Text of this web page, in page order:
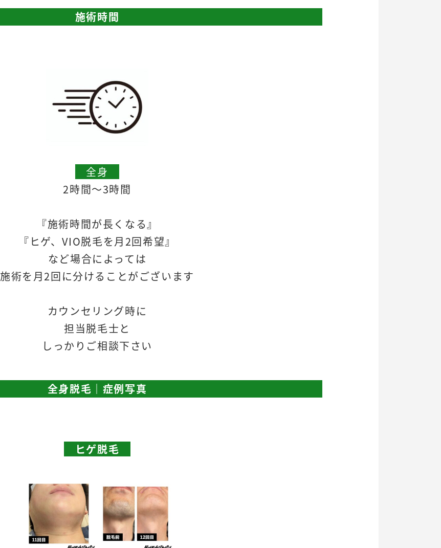
施術時間
全身
2時間〜3時間
『施術時間が長くなる』
『ヒゲ、VIO脱毛を月2回希望』
など場合によっては
施術を月2回に分けることがございます
カウンセリング時に
担当脱毛士と
しっかりご相談下さい
全身脱毛｜症例写真
ヒゲ脱毛